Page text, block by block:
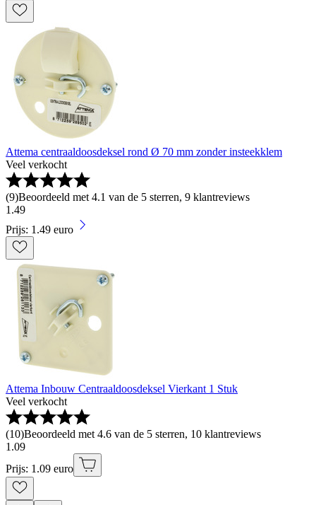
Attema centraaldoosdeksel rond Ø 70 mm zonder insteekklem
Veel verkocht
(9)Beoordeeld met 4.1 van de 5 sterren, 9 klantreviews
1 .49
Prijs: 1.49 euro
Attema Inbouw Centraaldoosdeksel Vierkant 1 Stuk
Veel verkocht
(10)Beoordeeld met 4.6 van de 5 sterren, 10 klantreviews
1 .09
Prijs: 1.09 euro